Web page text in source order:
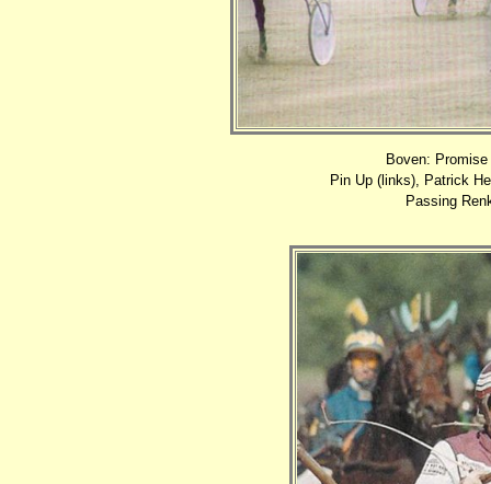
Boven:
Pin Up (links), Patrick
Passing